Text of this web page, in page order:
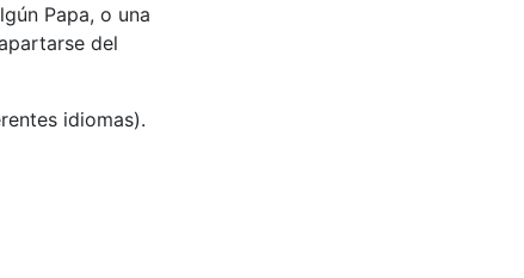
Papa, o una
del
idiomas).